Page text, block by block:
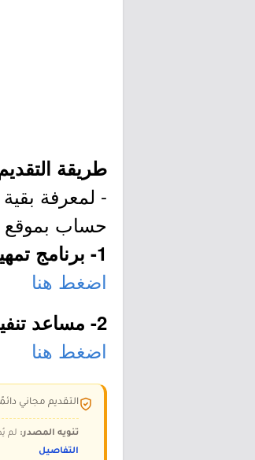
طريقة
- لمعرفة
حساب بموقع
1- برنامج تمهير (الرياض، جدة، الخبر):
اضغط هنا
2- مساعد تنفيذي (الرياض):
اضغط هنا
التقديم مجاني
تنويه المصدر: لم
التفاصيل